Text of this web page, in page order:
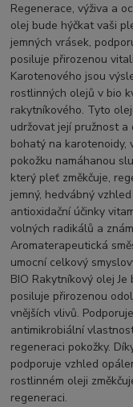
Regenerace, výživa a
olej bude hýčkat vaši
jemných vrásek,
posiluje přirozenou
Karotenového jsou
rostlinných olejů v bio
rakytníkového. Tyto
udržovat její pružnost
bohatý na karotenoidy,
pokožku namáhanou
který pleť změkčuje,
jemný, hedvábný
antioxidační účinky
volných radikálů a
Aromaterapeutická
umocní celkový
BIO Rakytníkový olej
posiluje přirozenou
vnějších vlivů.
antimikrobiální
regeneraci pokožky.
podporuje vzhled
rostlinném oleji
regeneraci.